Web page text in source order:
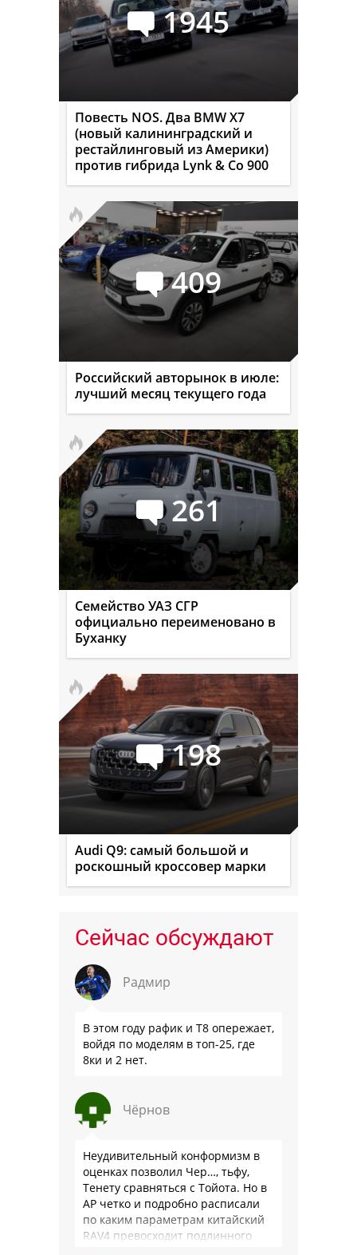
1945
Повесть NOS. Два BMW X7
(новый калининградский и
рестайлинговый из Америки)
против гибрида Lynk & Co 900
409
Российский авторынок в июле:
лучший месяц текущего года
261
Семейство УАЗ СГР
официально переименовано в
Буханку
198
Audi Q9: самый большой и
роскошный кроссовер марки
Сейчас обсуждают
Радмир
В этом году рафик и Т8 опережает,
войдя по моделям в топ-25, где
8ки и 2 нет.
Чёрнов
Неудивительный конформизм в
оценках позволил Чер…, тьфу,
Тенету сравняться с Тойота. Но в
АР четко и подробно расписали
по каким параметрам китайский
RAV4 превосходит подлинного